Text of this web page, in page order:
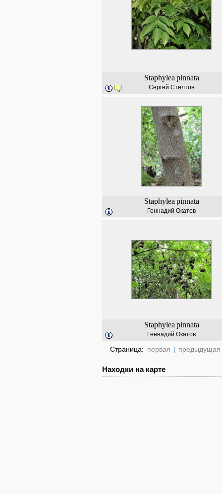
Staphylea pinnata
Сергей Стелтов
Staphylea pinnata
Геннадий Окатов
Staphylea pinnata
Геннадий Окатов
Страница: первая | предыдущая
Находки на карте